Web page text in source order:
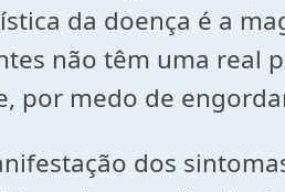
da doença é a
não têm uma
por medo de
dos